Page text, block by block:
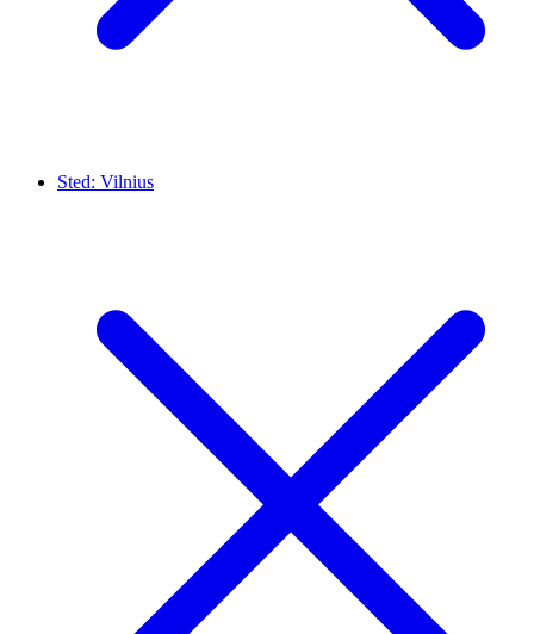
Sted: Vilnius